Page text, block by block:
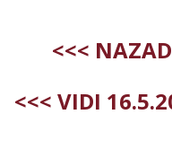
<<<
<<< VIDI